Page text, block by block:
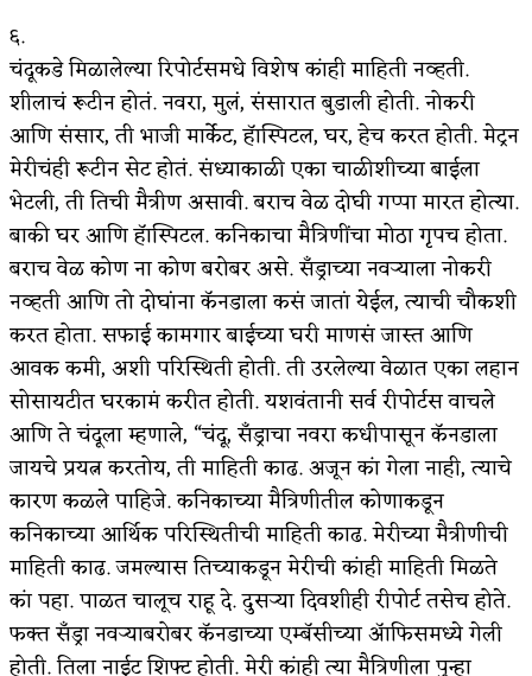
६.
चंदूकडे मिळालेल्या रिपोर्टसमधे विशेष कांही माहिती नव्हती.
शीलाचं रूटीन होतं. नवरा, मुलं, संसारात बुडाली होती. नोकरी
आणि संसार, ती भाजी मार्केट, हॅास्पिटल, घर, हेच करत होती. मेट्रन
मेरीचंही रूटीन सेट होतं. संध्याकाळी एका चाळीशीच्या बाईला
भेटली, ती तिची मैत्रीण असावी. बराच वेळ दोघी गप्पा मारत होत्या.
बाकी घर आणि हॅास्पिटल. कनिकाचा मैत्रिणींचा मोठा गृपच होता.
बराच वेळ कोण ना कोण बरोबर असे. सँड्राच्या नवऱ्याला नोकरी
नव्हती आणि तो दोघांना कॅनडाला कसं जातां येईल, त्याची चौकशी
करत होता. सफाई कामगार बाईच्या घरी माणसं जास्त आणि
आवक कमी, अशी परिस्थिती होती. ती उरलेल्या वेळात एका लहान
सोसायटीत घरकामं करीत होती. यशवंतानी सर्व रीपोर्टस वाचले
आणि ते चंदूला म्हणाले, “चंदू, सँड्राचा नवरा कधीपासून कॅनडाला
जायचे प्रयत्न करतोय, ती माहिती काढ. अजून कां गेला नाही, त्याचे
कारण कळले पाहिजे. कनिकाच्या मैत्रिणीतील कोणाकडून
कनिकाच्या आर्थिक परिस्थितीची माहिती काढ. मेरीच्या मैत्रीणीची
माहिती काढ. जमल्यास तिच्याकडून मेरीची कांही माहिती मिळते
कां पहा. पाळत चालूच राहू दे. दुसऱ्या दिवशीही रीपोर्ट तसेच होते.
फक्त सँड्रा नवऱ्याबरोबर कॅनडाच्या एम्बॅसीच्या ॲाफिसमध्ये गेली
होती. तिला नाईट शिफ्ट होती. मेरी कांही त्या मैत्रिणीला पुन्हा